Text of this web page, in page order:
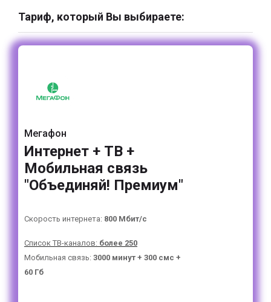
Тариф, который Вы выбираете:
Мегафон
Интернет + ТВ +
Мобильная связь
"Объединяй! Премиум"
Скорость интернета: 800 Мбит/с
Список ТВ-каналов: более 250
Мобильная связь: 3000 минут + 300 смс +
60 Гб